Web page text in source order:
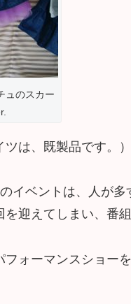
ュのスカー
ツは、既製品です。）
イベントは、人が
迎えてしまい、番
ォーマンスショー